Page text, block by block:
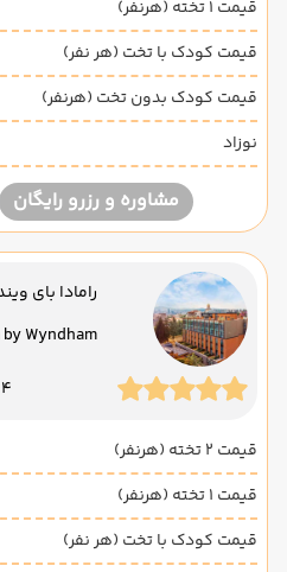
قیمت 1 تخته (هرنفر)
قیمت کودک با تخت (هر نفر)
قیمت کودک بدون تخت (هرنفر)
نوزاد
مشاوره و رزرو رایگان
رامادا بای
by Wyndham
4 شب
قیمت 2 تخته (هرنفر)
قیمت 1 تخته (هرنفر)
قیمت کودک با تخت (هر نفر)